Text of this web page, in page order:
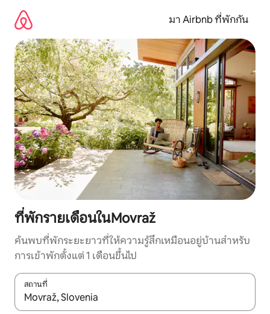
เนื้อหา
มา Airbnb ที่พักกัน
ที่พักรายเดือนในMovraž
ค้นพบที่พักระยะยาวที่ให้ความรู้สึกเหมือนอยู่บ้านสำหรับ
การเข้าพักตั้งแต่ 1 เดือนขึ้นไป
สถานที่
ใช้ลูกศรขึ้นลง หรือใช้การสัมผัสหรือปัด เพื่อสำรวจผลการค้นหา